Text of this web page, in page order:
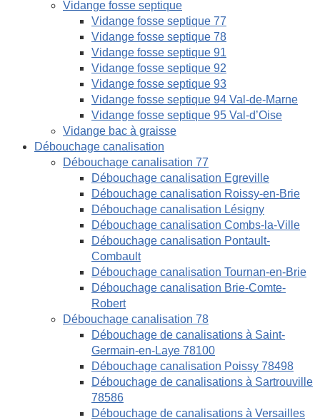
Vidange fosse septique
Vidange fosse septique 77
Vidange fosse septique 78
Vidange fosse septique 91
Vidange fosse septique 92
Vidange fosse septique 93
Vidange fosse septique 94 Val-de-Marne
Vidange fosse septique 95 Val-d’Oise
Vidange bac à graisse
Débouchage canalisation
Débouchage canalisation 77
Débouchage canalisation Egreville
Débouchage canalisation Roissy-en-Brie
Débouchage canalisation Lésigny
Débouchage canalisation Combs-la-Ville
Débouchage canalisation Pontault-
Combault
Débouchage canalisation Tournan-en-Brie
Débouchage canalisation Brie-Comte-
Robert
Débouchage canalisation 78
Débouchage de canalisations à Saint-
Germain-en-Laye 78100
Débouchage canalisation Poissy 78498
Débouchage de canalisations à Sartrouville
78586
Débouchage de canalisations à Versailles